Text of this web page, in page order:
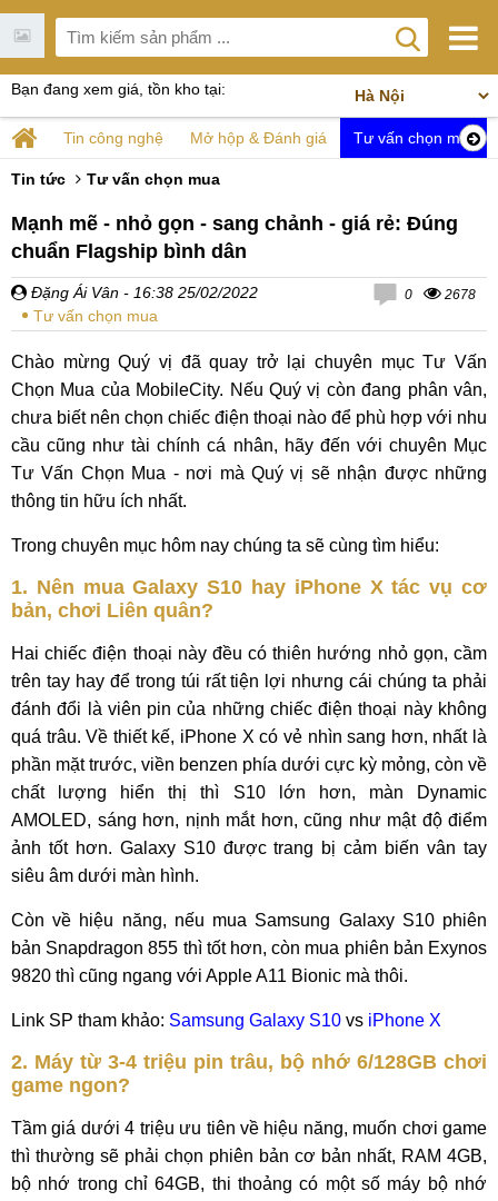
Bạn đang xem giá, tồn kho tại:
Tin công nghệ Mở hộp & Đánh giá Tư vấn chọn mua
Tin tức Tư vấn chọn mua
Mạnh mẽ - nhỏ gọn - sang chảnh - giá rẻ: Đúng
chuẩn Flagship bình dân
Đặng Ái Vân - 16:38 25/02/2022
Tư vấn chọn mua
0 2678
Chào mừng Quý vị đã quay trở lại chuyên mục Tư Vấn
Chọn Mua của MobileCity. Nếu Quý vị còn đang phân vân,
chưa biết nên chọn chiếc điện thoại nào để phù hợp với nhu
cầu cũng như tài chính cá nhân, hãy đến với chuyên Mục
Tư Vấn Chọn Mua - nơi mà Quý vị sẽ nhận được những
thông tin hữu ích nhất.
Trong chuyên mục hôm nay chúng ta sẽ cùng tìm hiểu:
1. Nên mua Galaxy S10 hay iPhone X tác vụ cơ
bản, chơi Liên quân?
Hai chiếc điện thoại này đều có thiên hướng nhỏ gọn, cầm
trên tay hay để trong túi rất tiện lợi nhưng cái chúng ta phải
đánh đổi là viên pin của những chiếc điện thoại này không
quá trâu. Về thiết kế, iPhone X có vẻ nhìn sang hơn, nhất là
phần mặt trước, viền benzen phía dưới cực kỳ mỏng, còn về
chất lượng hiển thị thì S10 lớn hơn, màn Dynamic
AMOLED, sáng hơn, nịnh mắt hơn, cũng như mật độ điểm
ảnh tốt hơn. Galaxy S10 được trang bị cảm biến vân tay
siêu âm dưới màn hình.
Còn về hiệu năng, nếu mua Samsung Galaxy S10 phiên
bản Snapdragon 855 thì tốt hơn, còn mua phiên bản Exynos
9820 thì cũng ngang với Apple A11 Bionic mà thôi.
Link SP tham khảo: Samsung Galaxy S10 vs iPhone X
2. Máy từ 3-4 triệu pin trâu, bộ nhớ 6/128GB chơi
game ngon?
Tầm giá dưới 4 triệu ưu tiên về hiệu năng, muốn chơi game
thì thường sẽ phải chọn phiên bản cơ bản nhất, RAM 4GB,
bộ nhớ trong chỉ 64GB, thi thoảng có một số máy bộ nhớ